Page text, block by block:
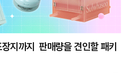
지까지 판매량을 견인할 패키